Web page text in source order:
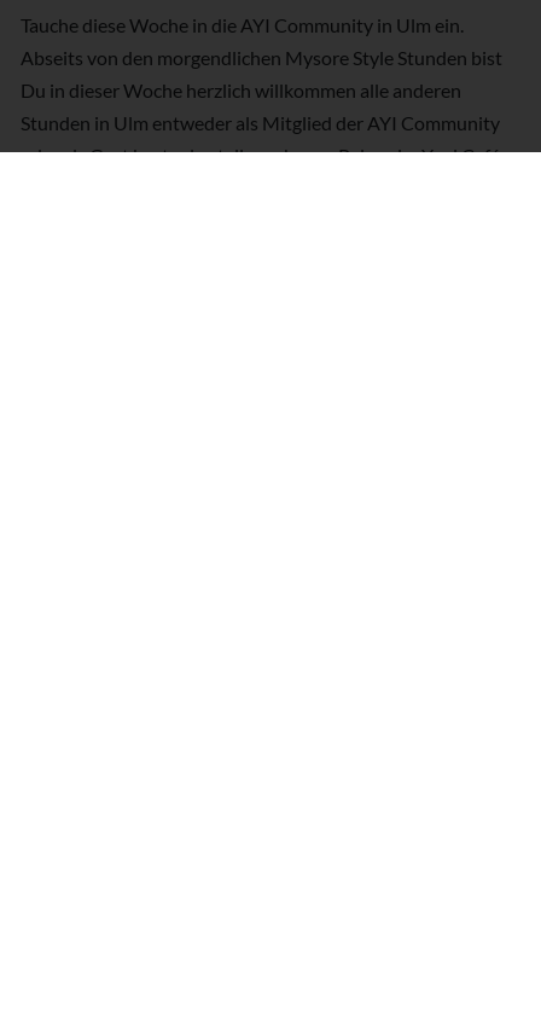
Tauche diese Woche in die AYI Community in Ulm ein.
Abseits von den morgendlichen Mysore Style Stunden bist
Du in dieser Woche herzlich willkommen alle anderen
Stunden in Ulm entweder als Mitglied der AYI Community
oder als Gast kostenlos teilzunehmen. Relaxe im Yogi Café